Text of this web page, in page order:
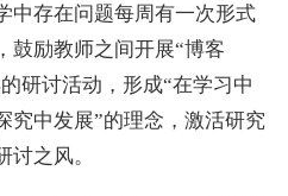
中存在问题每周有一次形式
鼓励教师之间开展“博客
研讨活动，形成“在学习中
究中发展”的理念，激活研究
讨之风。